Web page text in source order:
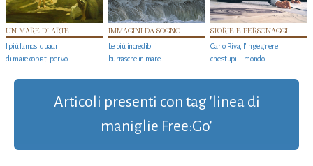
UN MARE DI ARTE
I più famosi quadri
di mare copiati per voi
IMMAGINI DA SOGNO
Le più incredibili
burrasche in mare
STORIE E PERSONAGGI
Carlo Riva, l’ingegnere
che stupi' il mondo
Articoli presenti con tag 'linea di
maniglie Free:Go'